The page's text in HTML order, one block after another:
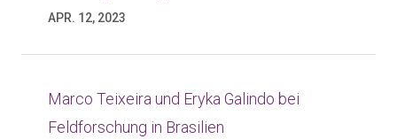
APR. 12, 2023
Marco Teixeira und Eryka Galindo bei
Feldforschung in Brasilien